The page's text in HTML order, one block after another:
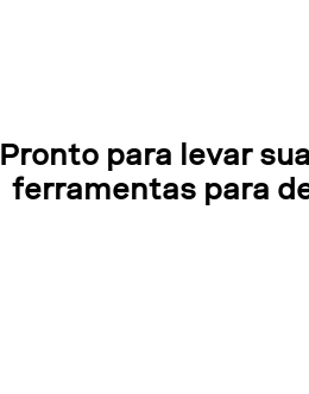
Pronto para levar
ferramentas para